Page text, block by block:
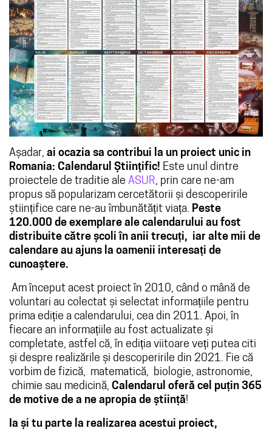
Așadar, ai ocazia sa contribui la un proiect unic in
Romania: Calendarul Științific! Este unul dintre
proiectele de traditie ale ASUR, prin care ne-am
propus să popularizam cercetătorii și descoperirile
științifice care ne-au îmbunătățit viața. Peste
120.000 de exemplare ale calendarului au fost
distribuite către școli în anii trecuți, iar alte mii de
calendare au ajuns la oamenii interesați de
cunoaștere.
Am început acest proiect în 2010, când o mână de
voluntari au colectat și selectat informațiile pentru
prima ediție a calendarului, cea din 2011. Apoi, în
fiecare an informațiile au fost actualizate și
completate, astfel că, în ediția viitoare veți putea citi
și despre realizările și descoperirile din 2021. Fie că
vorbim de fizică, matematică, biologie, astronomie,
chimie sau medicină, Calendarul oferă cel puțin 365
de motive de a ne apropia de știință!
Ia și tu parte la realizarea acestui proiect,